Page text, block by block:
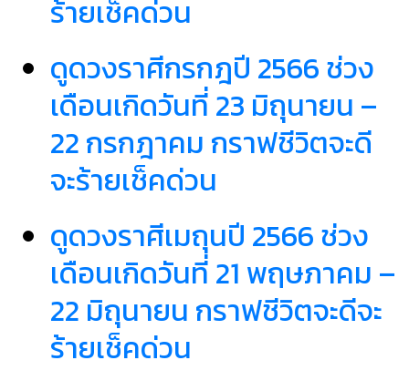
ร้ายเช็คด่วน
ดูดวงราศีกรกฎปี 2566 ช่วง
เดือนเกิดวันที่ 23 มิถุนายน –
22 กรกฎาคม กราฟชีวิตจะดี
จะร้ายเช็คด่วน
ดูดวงราศีเมถุนปี 2566 ช่วง
เดือนเกิดวันที่ 21 พฤษภาคม –
22 มิถุนายน กราฟชีวิตจะดีจะ
ร้ายเช็คด่วน